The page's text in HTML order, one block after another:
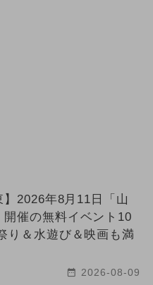
】2026年8月11日「山
開催の無料イベント10
り＆水遊び＆映画も満
2026-08-09